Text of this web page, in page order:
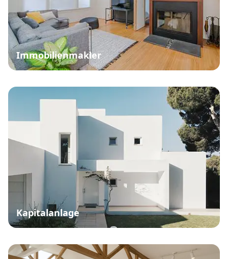
Immobilienmakler
Kapitalanlage